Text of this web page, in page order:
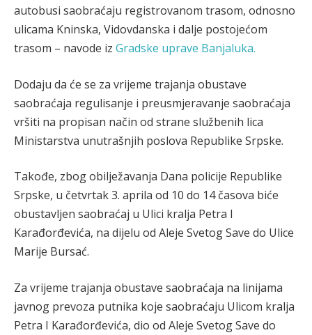
autobusi saobraćaju registrovanom trasom, odnosno
ulicama Kninska, Vidovdanska i dalje postojećom
trasom – navode iz Gradske uprave Banjaluka.
Dodaju da će se za vrijeme trajanja obustave
saobraćaja regulisanje i preusmjeravanje saobraćaja
vršiti na propisan način od strane službenih lica
Ministarstva unutrašnjih poslova Republike Srpske.
Takođe, zbog obilježavanja Dana policije Republike
Srpske, u četvrtak 3. aprila od 10 do 14 časova biće
obustavljen saobraćaj u Ulici kralja Petra I
Karađorđevića, na dijelu od Aleje Svetog Save do Ulice
Marije Bursać.
Za vrijeme trajanja obustave saobraćaja na linijama
javnog prevoza putnika koje saobraćaju Ulicom kralja
Petra I Karađorđevića, dio od Aleje Svetog Save do